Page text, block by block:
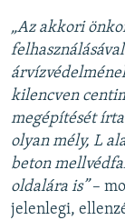
„Az akkori
kilencven
megépítését
olyan mély, L
beton
oldalára is”–
jelenlegi,